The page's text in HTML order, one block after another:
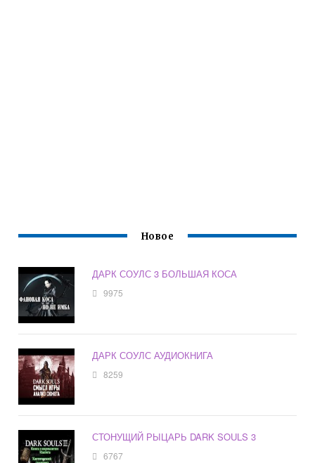
Новое
ДАРК СОУЛС 3 БОЛЬШАЯ КОСА
9975
ДАРК СОУЛС АУДИОКНИГА
8259
СТОНУЩИЙ РЫЦАРЬ DARK SOULS 3
6767